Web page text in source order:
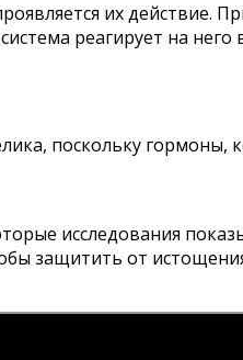
их действие.
реагирует на него
поскольку гормоны,
исследования
защитить от